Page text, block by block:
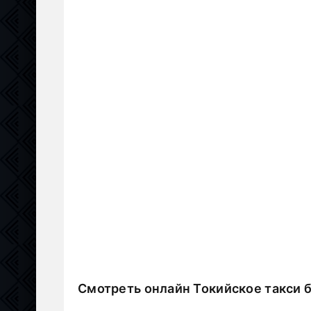
Смотреть онлайн Токийское такси